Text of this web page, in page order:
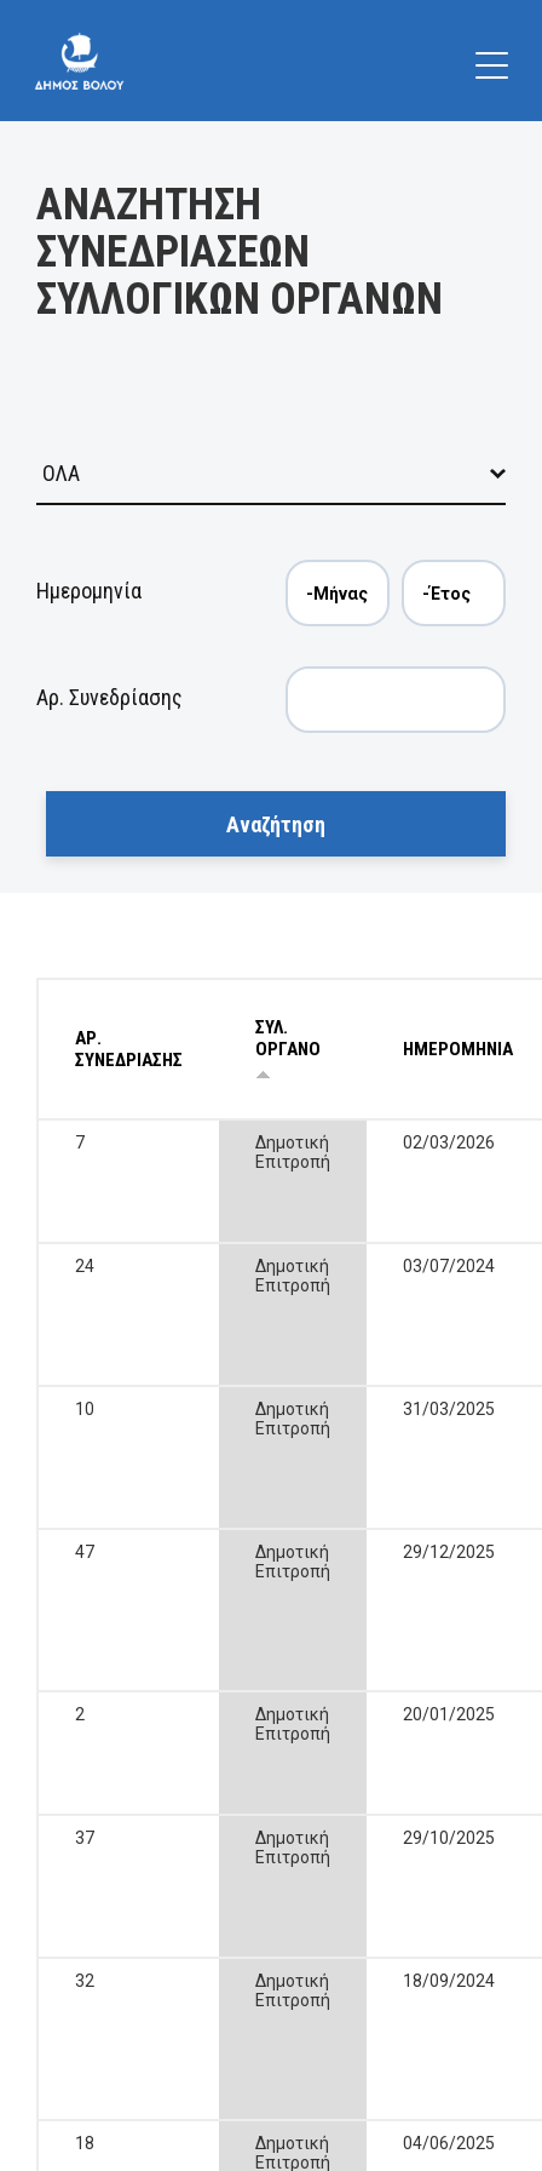
ΑΝΑΖΗΤΗΣΗ
ΣΥΝΕΔΡΙΑΣΕΩΝ
ΣΥΛΛΟΓΙΚΩΝ ΟΡΓΑΝΩΝ
Ημερομηνία
Αρ. Συνεδρίασης
ΑΡ.
ΣΥΝΕΔΡΙΑΣΗΣ
ΣΥΛ.
ΟΡΓΑΝΟ
ΗΜΕΡΟΜΗΝΙΑ
7
Δημοτική
Επιτροπή
02/03/2026
24
Δημοτική
Επιτροπή
03/07/2024
10
Δημοτική
Επιτροπή
31/03/2025
47
Δημοτική
Επιτροπή
29/12/2025
2
Δημοτική
Επιτροπή
20/01/2025
37
Δημοτική
Επιτροπή
29/10/2025
32
Δημοτική
Επιτροπή
18/09/2024
18
Δημοτική
Επιτροπή
04/06/2025